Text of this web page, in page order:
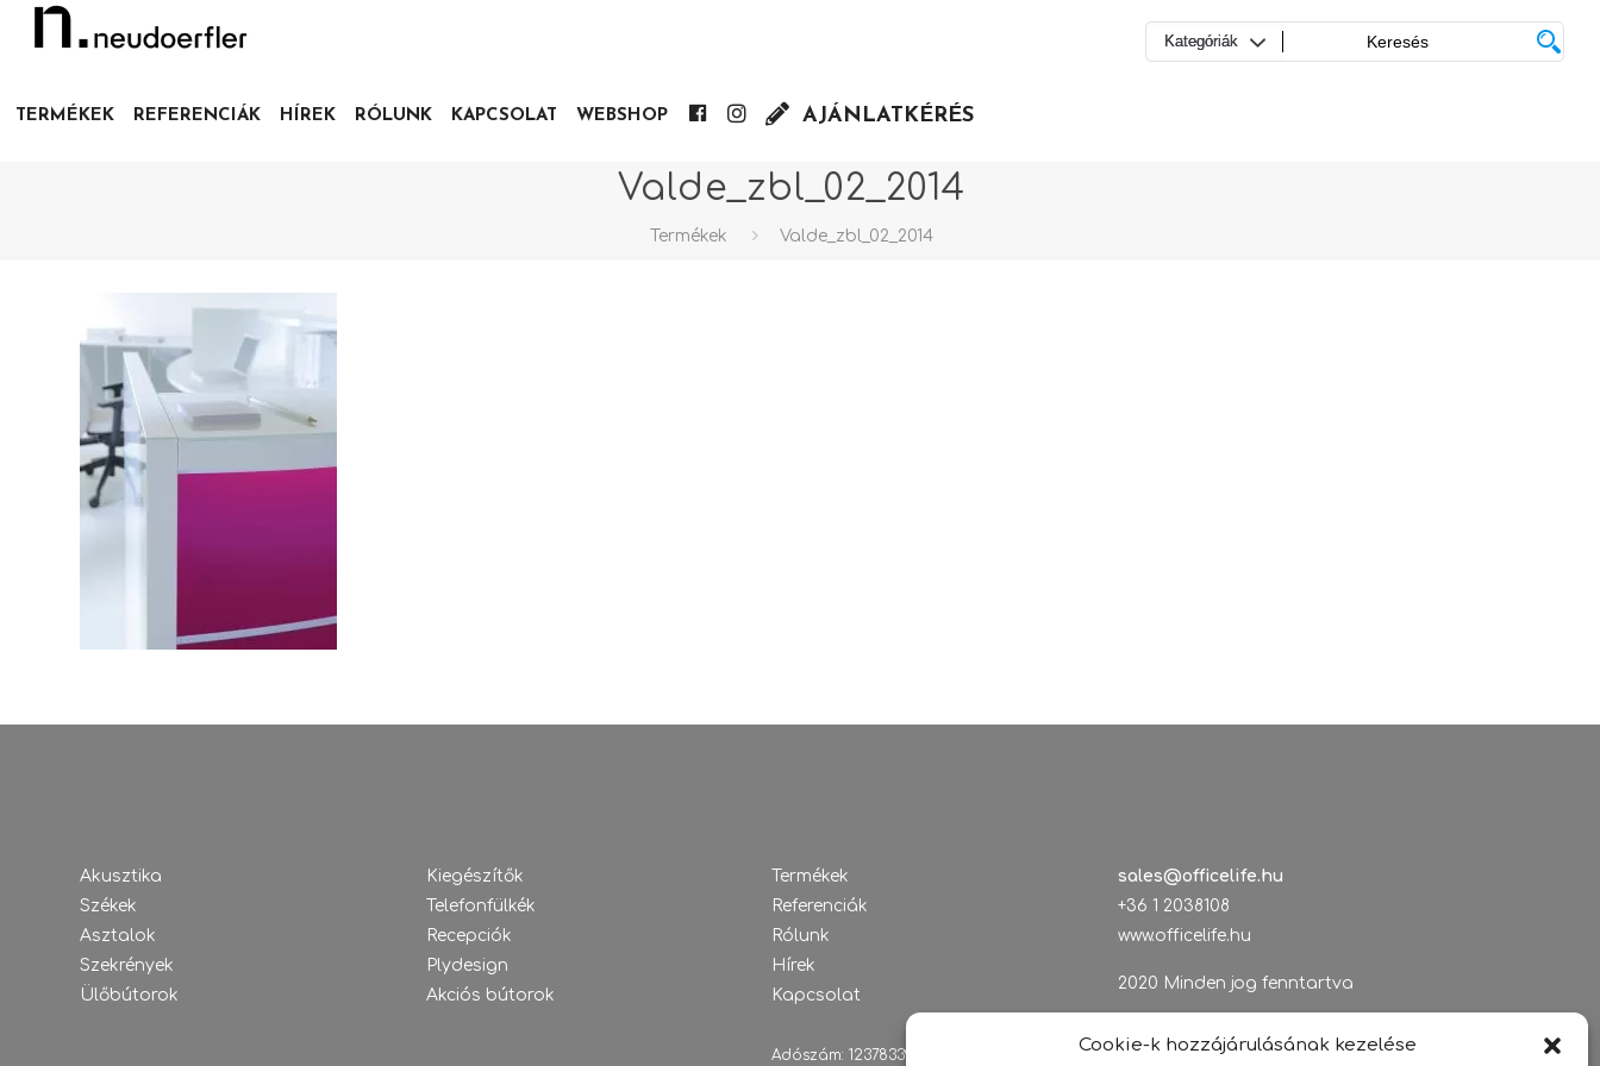
Cookie-k hozzájárulásának kezelése
TERMÉKEK REFERENCIÁK HÍREK RÓLUNK KAPCSOLAT WEBSHOP Facebook
Insta AJÁNLATKÉRÉS
Valde_zbl_02_2014
Termékek Valde_zbl_02_2014
Akusztika
Székek
Asztalok
Szekrények
Ülőbútorok
Kiegészítők
Telefonfülkék
Recepciók
Plydesign
Akciós bútorok
Termékek
Referenciák
Rólunk
Hírek
Kapcsolat
Adószám: 12378339-2-43
sales@officelife.hu
+36 1 2038108
www.officelife.hu
2020 Minden jog fenntartva